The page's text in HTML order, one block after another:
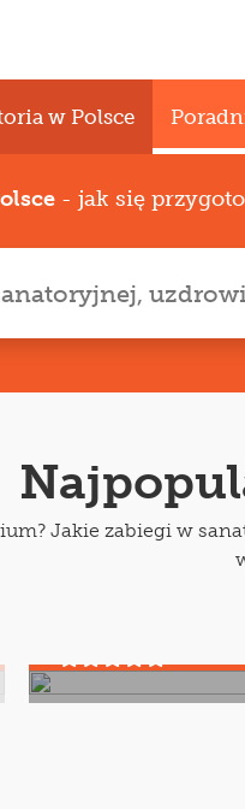
w Polsce
- jak się
Jakie zabiegi w
Kolejka do